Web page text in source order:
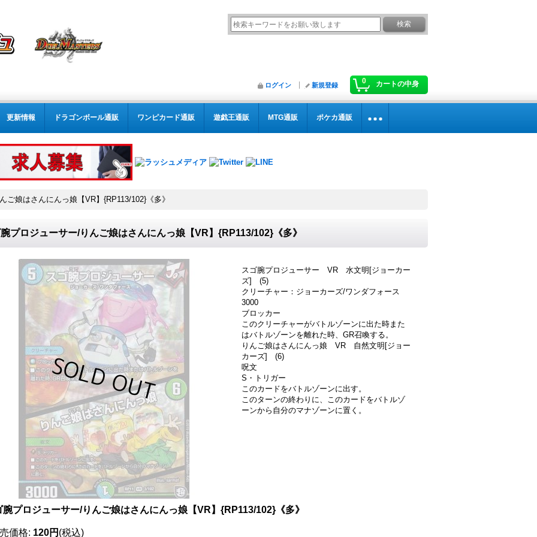
0 カートの中身
ログイン 新規登録
更新情報 ドラゴンボール通販 ワンピカード通販 遊戯王通販 MTG通販 ポケカ通販
ご娘はさんにんっ娘【VR】{RP113/102}《多》
プロジューサー/りんご娘はさんにんっ娘【VR】{RP113/102}《多》
スゴ腕プロジューサー VR 水文明[ジョーカー
ズ] (5)
クリーチャー：ジョーカーズ/ワンダフォース
3000
ブロッカー
このクリーチャーがバトルゾーンに出た時また
はバトルゾーンを離れた時、GR召喚する。
りんご娘はさんにんっ娘 VR 自然文明[ジョー
カーズ] (6)
呪文
S・トリガー
このカードをバトルゾーンに出す。
このターンの終わりに、このカードをバトルゾ
ーンから自分のマナゾーンに置く。
腕プロジューサー/りんご娘はさんにんっ娘【VR】{RP113/102}《多》
価格: 120円 (税込)